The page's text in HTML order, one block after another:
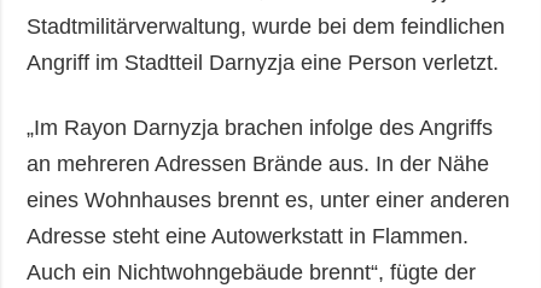
Stadtmilitärverwaltung, wurde bei dem feindlichen
Angriff im Stadtteil Darnyzja eine Person verletzt.
„Im Rayon Darnyzja brachen infolge des Angriffs
an mehreren Adressen Brände aus. In der Nähe
eines Wohnhauses brennt es, unter einer anderen
Adresse steht eine Autowerkstatt in Flammen.
Auch ein Nichtwohngebäude brennt“, fügte der